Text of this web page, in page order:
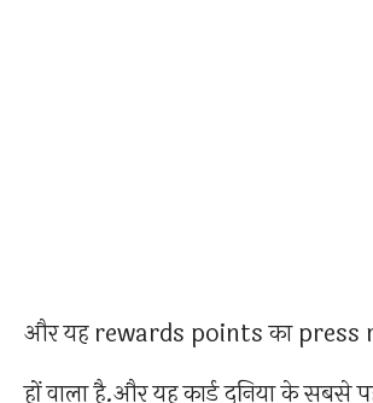
और यह rewards points का press
हों वाला है.और यह कार्ड दुनिया के सबसे